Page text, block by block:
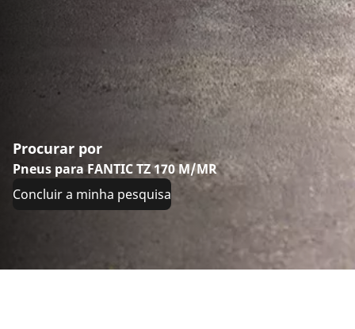
Procurar por
Pneus para FANTIC TZ 170 M/MR
Concluir a minha pesquisa